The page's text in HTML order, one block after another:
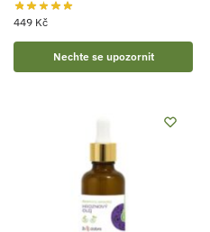
449 Kč
Nechte se upozornit